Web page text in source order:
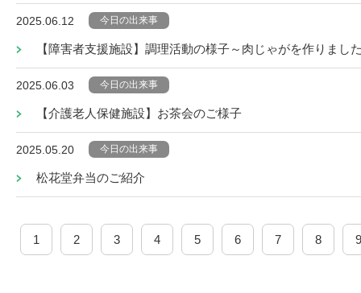
2025.06.12 今日の出来事
【障害者支援施設】調理活動の様子～肉じゃがを作りまし
2025.06.03 今日の出来事
【介護老人保健施設】お茶会のご様子
2025.05.20 今日の出来事
松花堂弁当のご紹介
1 2 3 4 5 6 7 8 9